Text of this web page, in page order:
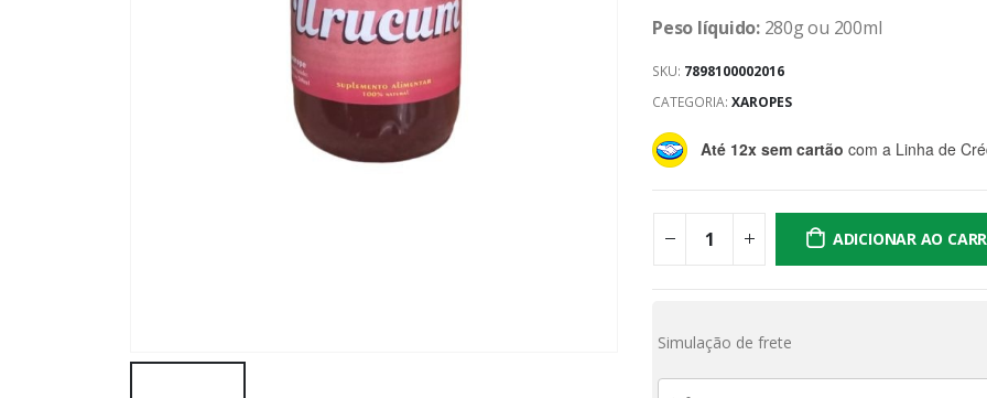
Peso líquido:280g ou 200ml
SKU: 7898100002016
CATEGORIA: XAROPES
Até 12x sem cartão com a Linha de
ADICIONAR AO
Simulação de frete